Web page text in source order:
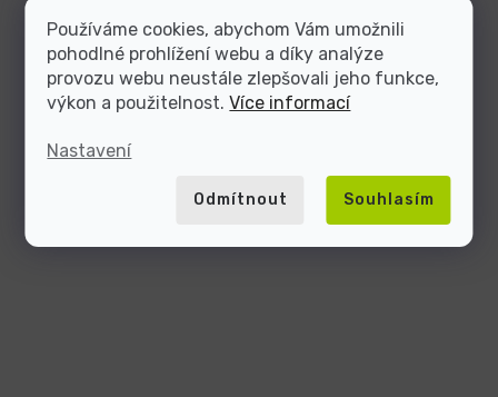
Používáme cookies, abychom Vám umožnili
pohodlné prohlížení webu a díky analýze
provozu webu neustále zlepšovali jeho funkce,
výkon a použitelnost.Více informací
Nastavení
Odmítnout Souhlasím